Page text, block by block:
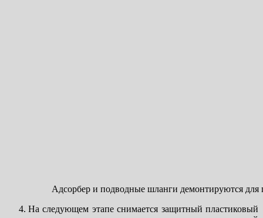
Адсорбер и подводные шланги демонтируются
На следующем этапе снимается защитный пластиковый